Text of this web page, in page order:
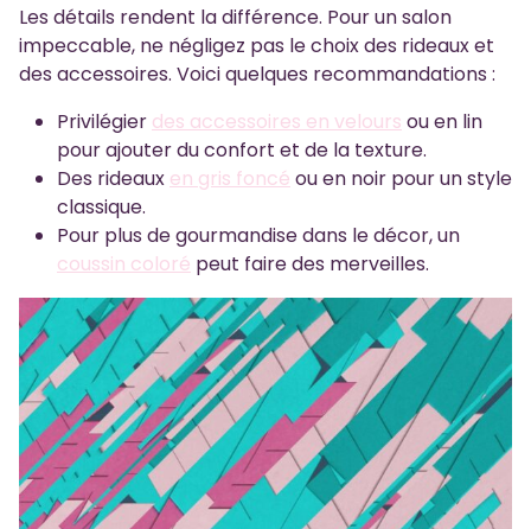
Les détails rendent la différence. Pour un salon
impeccable, ne négligez pas le choix des rideaux et
des accessoires. Voici quelques recommandations :
Privilégier des accessoires en velours ou en lin
pour ajouter du confort et de la texture.
Des rideaux en gris foncé ou en noir pour un style
classique.
Pour plus de gourmandise dans le décor, un
coussin coloré peut faire des merveilles.